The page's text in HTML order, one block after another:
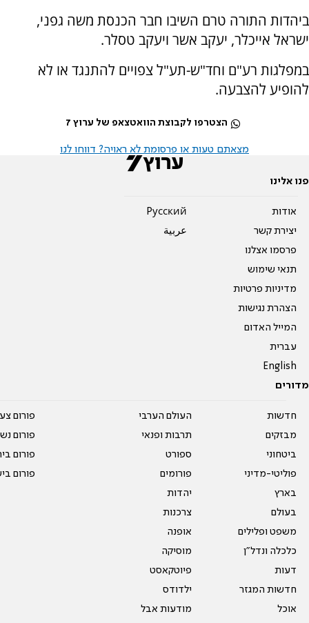
ביהדות התורה טרם השיבו חבר הכנסת משה גפני,
ישראל אייכלר, יעקב אשר ויעקב טסלר.
במפלגות רע"ם וחד"ש-תע"ל צפויים להתנגד או לא
להופיע להצבעה.
הצטרפו לקבוצת הוואטצאפ של ערוץ 7
מצאתם טעות או פרסומת לא ראויה? דווחו לנו
פנו אלינו
אודות
יצירת קשר
פרסמו אצלנו
תנאי שימוש
מדיניות פרטיות
הצהרת נגישות
המייל האדום
עברית
English
Pусский
عربية
מדורים
חדשות
מבזקים
ביטחוני
פוליטי-מדיני
בארץ
בעולם
משפט ופלילים
כלכלה ונדל"ן
דעות
חדשות המגזר
אוכל
העולם הערבי
תרבות ופנאי
ספורט
פורומים
יהדות
צרכנות
אופנה
מוסיקה
פיוטקאסט
ילדודס
מודעות אבל
פורום
פורום
פורום
פורום